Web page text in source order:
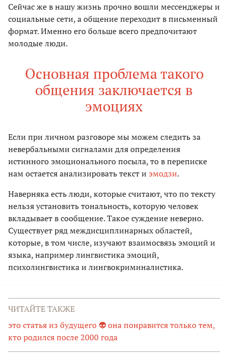
Сейчас же в нашу жизнь прочно вошли мессенджеры и
социальные сети, а общение переходит в письменный
формат. Именно его больше всего предпочитают
молодые люди.
Основная проблема такого
общения заключается в
эмоциях
Если при личном разговоре мы можем следить за
невербальными сигналами для определения
истинного эмоционального посыла, то в переписке
нам остается анализировать текст и эмодзи.
Наверняка есть люди, которые считают, что по тексту
нельзя установить тональность, которую человек
вкладывает в сообщение. Такое суждение неверно.
Существует ряд междисциплинарных областей,
которые, в том числе, изучают взаимосвязь эмоций и
языка, например лингвистика эмоций,
психолингвистика и лингвокриминалистика.
ЧИТАЙТЕ ТАКЖЕ
это статья из будущего 👽 она понравится только тем,
кто родился после 2000 года